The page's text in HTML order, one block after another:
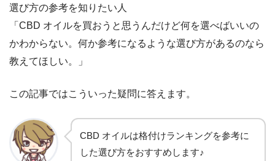
選び方の参考を知りたい人
「CBD オイルを買おうと思うんだけど何を選べばいいの
かわからない。何か参考になるような選び方があるのなら
教えてほしい。」
この記事ではこういった疑問に答えます。
CBD オイルは格付けランキングを参考に
した選び方をおすすめします♪